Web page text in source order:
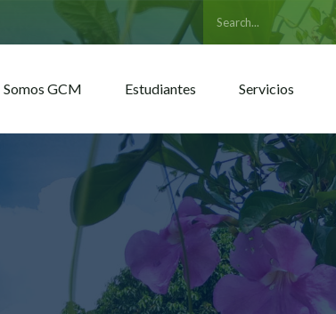
Somos GCM Estudiantes Servicios